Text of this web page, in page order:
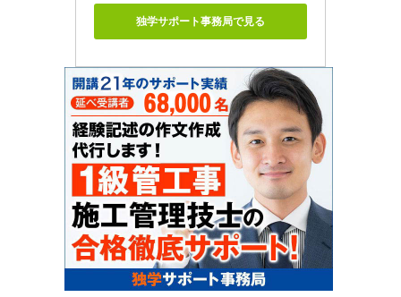
独学サポート事務局で見る